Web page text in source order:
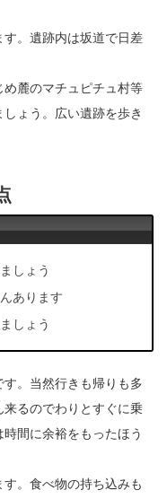
。遺跡内は坂道で日差
麓のマチュピチュ村等
ょう。広い遺跡を歩き
しょう
あります
しょう
。当然行きも帰りも多
来るのでわりとすぐに乗
間に余裕をもったほう
。食べ物の持ち込みも